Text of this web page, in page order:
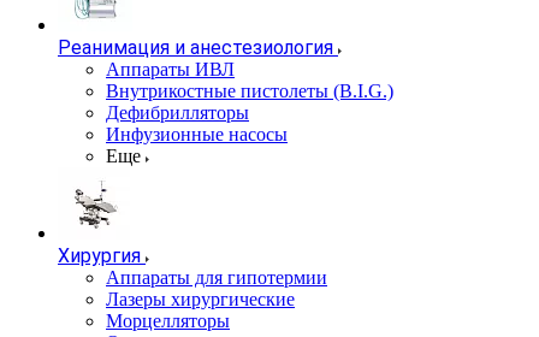
Реанимация и анестезиология
Аппараты ИВЛ
Внутрикостные пистолеты (B.I.G.)
Дефибрилляторы
Инфузионные насосы
Еще
Хирургия
Аппараты для гипотермии
Лазеры хирургические
Морцелляторы